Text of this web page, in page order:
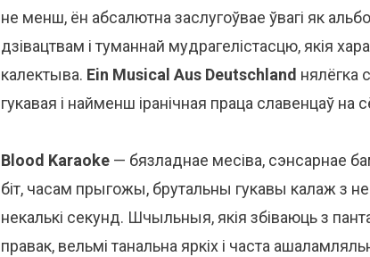
не менш, ён абсалютна заслугоўвае ўвагі як
дзівацтвам і туманнай мудрагелістасцю, якія
калектыва. Ein Musical Aus Deutschland нялёгка
гукавая і найменш іранічная праца славенцаў на
Blood Karaoke — бязладнае месіва, сэнсарнае
біт, часам прыгожы, брутальны гукавы калаж з
некалькі секунд. Шчыльныя, якія збіваюць з
правак, вельмі танальна яркіх і часта